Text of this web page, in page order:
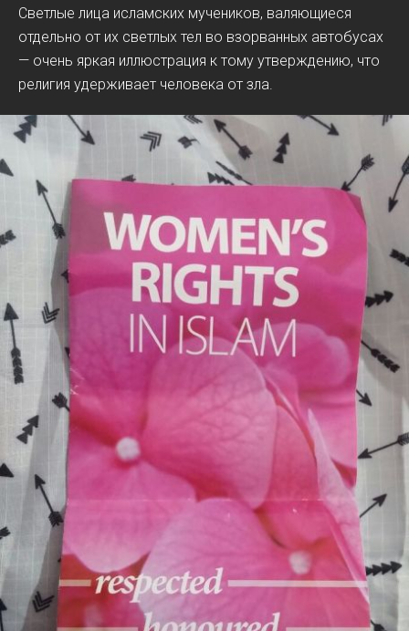
Светлые лица исламских мучеников, валяющиеся
отдельно от их светлых тел во взорванных автобусах
— очень яркая иллюстрация к тому утверждению, что
религия удерживает человека от зла.